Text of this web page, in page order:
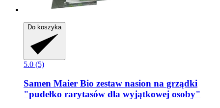
Do koszyka
5.0 (5)
Samen Maier Bio zestaw nasion na grządki
"pudełko rarytasów dla wyjątkowej osoby"